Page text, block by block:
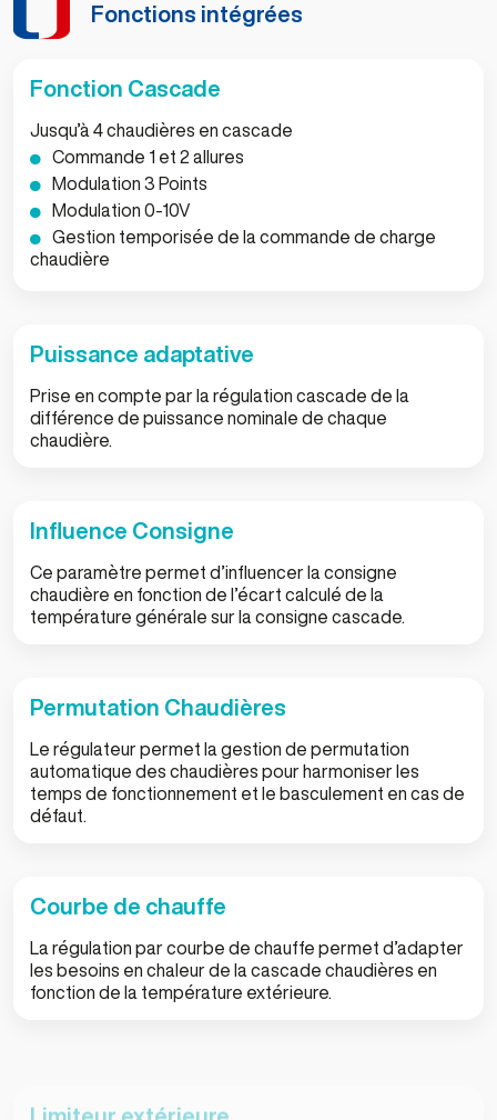
Fonctions intégrées
Fonction Cascade
Jusqu’à 4 chaudières en cascade
Commande 1 et 2 allures
Modulation 3 Points
Modulation 0-10V
Gestion temporisée de la commande de charge
chaudière
Puissance adaptative
Prise en compte par la régulation cascade de la
différence de puissance nominale de chaque
chaudière.
Influence Consigne
Ce paramètre permet d’influencer la consigne
chaudière en fonction de l’écart calculé de la
température générale sur la consigne cascade.
Permutation Chaudières
Le régulateur permet la gestion de permutation
automatique des chaudières pour harmoniser les
temps de fonctionnement et le basculement en cas de
défaut.
Courbe de chauffe
La régulation par courbe de chauffe permet d’adapter
les besoins en chaleur de la cascade chaudières en
fonction de la température extérieure.